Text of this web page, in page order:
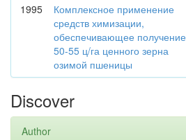
1995
Комплексное применение
средств химизации,
обеспечивающее получение
50-55 ц/га ценного зерна
озимой пшеницы
Discover
Author